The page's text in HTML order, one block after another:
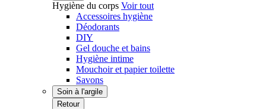
Hygiène du corps Voir tout
Accessoires hygiène
Déodorants
DIY
Gel douche et bains
Hygiène intime
Mouchoir et papier toilette
Savons
Soin à l'argile
Retour